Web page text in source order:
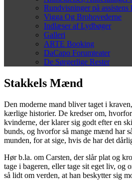
Rundvisninger på assistens
Vigga Og Brohovederne
Indlæser af Lydbøger
Galleri
ARTE Booking
DaCapo Forumteater
De Sørgerlige Rester
Stakkels Mænd
Den moderne mand bliver taget i
kærlige historier. De kredser om,
kvinderne, der klarer sig godt efter en
bunds, og hvorfor så mange mænd har
munden, for at sige, hvis de har det
Hør b.la. om Carsten, der slår plat og
tage i bageren, eller tage sit eget liv, og
så lidt om verden, at han beskytter sig